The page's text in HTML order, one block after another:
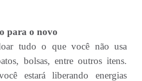
para o novo
tudo o que você não usa
bolsas, entre outros itens.
estará liberando energias